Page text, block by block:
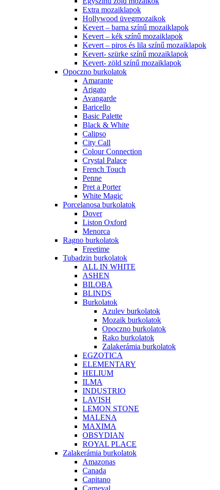
Extra mozaiklapok
Hollywood üvegmozaikok
Kevert – barna színű mozaiklapok
Kevert – kék színű mozaiklapok
Kevert – piros és lila színű mozaiklapok
Kevert- szürke színű mozaiklapok
Kevert- zöld színű mozaiklapok
Opoczno burkolatok
Amarante
Arigato
Avangarde
Baricello
Basic Palette
Black & White
Calipso
City Call
Colour Connection
Crystal Palace
French Touch
Penne
Pret a Porter
White Magic
Porcelanosa burkolatok
Dover
Liston Oxford
Menorca
Ragno burkolatok
Freetime
Tubadzin burkolatok
ALL IN WHITE
ASHEN
BILOBA
BLINDS
Burkolatok
Azulev burkolatok
Mozaik burkolatok
Opoczno burkolatok
Rako burkolatok
Zalakerámia burkolatok
EGZOTICA
ELEMENTARY
HELIUM
ILMA
INDUSTRIO
LAVISH
LEMON STONE
MALENA
MAXIMA
OBSYDIAN
ROYAL PLACE
Zalakerámia burkolatok
Amazonas
Canada
Capitano
Carneval